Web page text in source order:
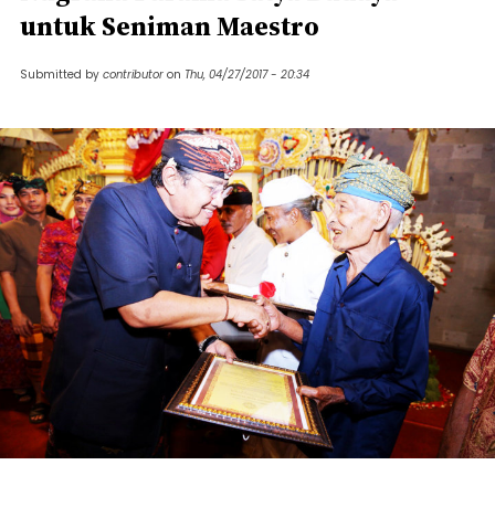
untuk Seniman Maestro
Submitted by contributor on Thu, 04/27/2017 - 20:34